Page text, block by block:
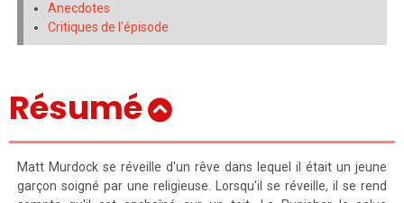
Anecdotes
Critiques de l'épisode
Résumé
Matt Murdock se réveille d'un rêve dans lequel il était un jeune
garçon soigné par une religieuse. Lorsqu'il se réveille, il se rend